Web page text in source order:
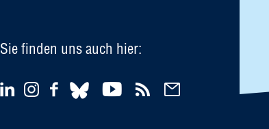
Sie finden uns auch hier: